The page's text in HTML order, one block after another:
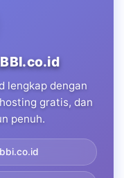
lengkap dengan
gratis, dan
penuh.